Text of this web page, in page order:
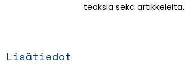
teoksia sekä artikkeleita.
Lisätiedot